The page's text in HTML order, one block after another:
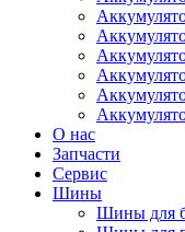
О нас
Запчасти
Сервис
Шины
Шины для